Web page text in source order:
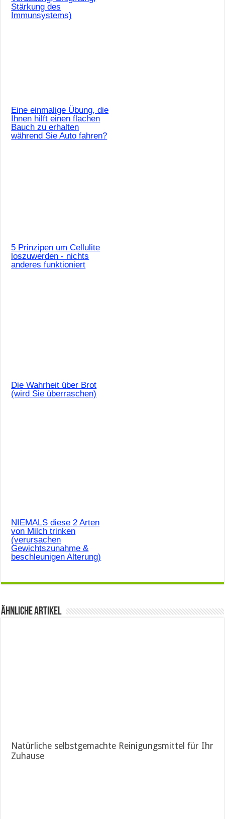
Stärkung des
Immunsystems)
Eine einmalige Übung, die
Ihnen hilft einen flachen
Bauch zu erhalten
während Sie Auto fahren?
5 Prinzipen um Cellulite
loszuwerden - nichts
anderes funktioniert
Die Wahrheit über Brot
(wird Sie überraschen)
NIEMALS diese 2 Arten
von Milch trinken
(verursachen
Gewichtszunahme &
beschleunigen Alterung)
Ähnliche Artikel
Natürliche selbstgemachte Reinigungsmittel für Ihr
Zuhause